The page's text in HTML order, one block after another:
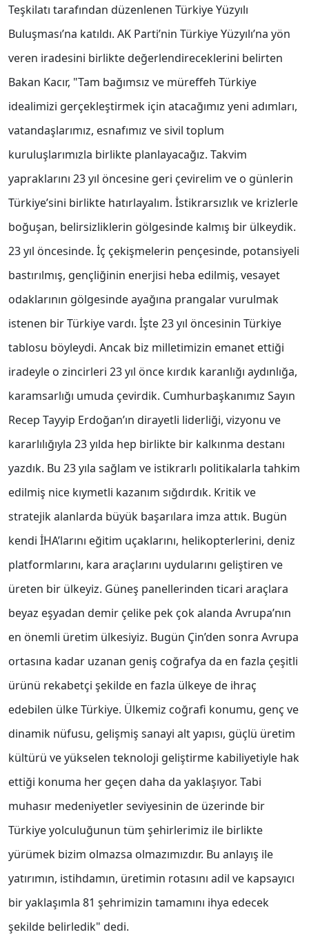
Teşkilatı tarafından düzenlenen Türkiye Yüzyılı
Buluşması’na katıldı. AK Parti’nin Türkiye Yüzyılı’na yön
veren iradesini birlikte değerlendireceklerini belirten
Bakan Kacır, "Tam bağımsız ve müreffeh Türkiye
idealimizi gerçekleştirmek için atacağımız yeni adımları,
vatandaşlarımız, esnafımız ve sivil toplum
kuruluşlarımızla birlikte planlayacağız. Takvim
yapraklarını 23 yıl öncesine geri çevirelim ve o günlerin
Türkiye’sini birlikte hatırlayalım. İstikrarsızlık ve krizlerle
boğuşan, belirsizliklerin gölgesinde kalmış bir ülkeydik.
23 yıl öncesinde. İç çekişmelerin pençesinde, potansiyeli
bastırılmış, gençliğinin enerjisi heba edilmiş, vesayet
odaklarının gölgesinde ayağına prangalar vurulmak
istenen bir Türkiye vardı. İşte 23 yıl öncesinin Türkiye
tablosu böyleydi. Ancak biz milletimizin emanet ettiği
iradeyle o zincirleri 23 yıl önce kırdık karanlığı aydınlığa,
karamsarlığı umuda çevirdik. Cumhurbaşkanımız Sayın
Recep Tayyip Erdoğan’ın dirayetli liderliği, vizyonu ve
kararlılığıyla 23 yılda hep birlikte bir kalkınma destanı
yazdık. Bu 23 yıla sağlam ve istikrarlı politikalarla tahkim
edilmiş nice kıymetli kazanım sığdırdık. Kritik ve
stratejik alanlarda büyük başarılara imza attık. Bugün
kendi İHA’larını eğitim uçaklarını, helikopterlerini, deniz
platformlarını, kara araçlarını uydularını geliştiren ve
üreten bir ülkeyiz. Güneş panellerinden ticari araçlara
beyaz eşyadan demir çelike pek çok alanda Avrupa’nın
en önemli üretim ülkesiyiz. Bugün Çin’den sonra Avrupa
ortasına kadar uzanan geniş coğrafya da en fazla çeşitli
ürünü rekabetçi şekilde en fazla ülkeye de ihraç
edebilen ülke Türkiye. Ülkemiz coğrafi konumu, genç ve
dinamik nüfusu, gelişmiş sanayi alt yapısı, güçlü üretim
kültürü ve yükselen teknoloji geliştirme kabiliyetiyle hak
ettiği konuma her geçen daha da yaklaşıyor. Tabi
muhasır medeniyetler seviyesinin de üzerinde bir
Türkiye yolculuğunun tüm şehirlerimiz ile birlikte
yürümek bizim olmazsa olmazımızdır. Bu anlayış ile
yatırımın, istihdamın, üretimin rotasını adil ve kapsayıcı
bir yaklaşımla 81 şehrimizin tamamını ihya edecek
şekilde belirledik" dedi.